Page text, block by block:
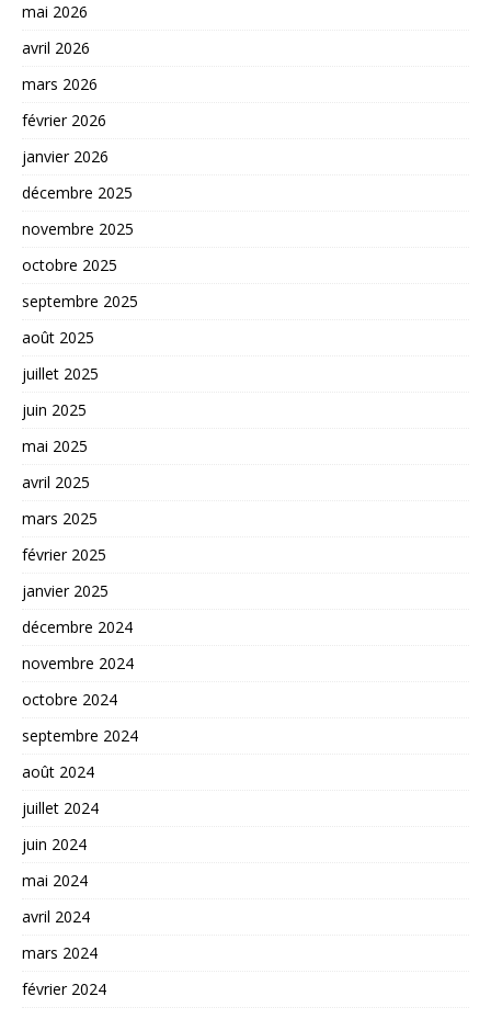
mai 2026
avril 2026
mars 2026
février 2026
janvier 2026
décembre 2025
novembre 2025
octobre 2025
septembre 2025
août 2025
juillet 2025
juin 2025
mai 2025
avril 2025
mars 2025
février 2025
janvier 2025
décembre 2024
novembre 2024
octobre 2024
septembre 2024
août 2024
juillet 2024
juin 2024
mai 2024
avril 2024
mars 2024
février 2024